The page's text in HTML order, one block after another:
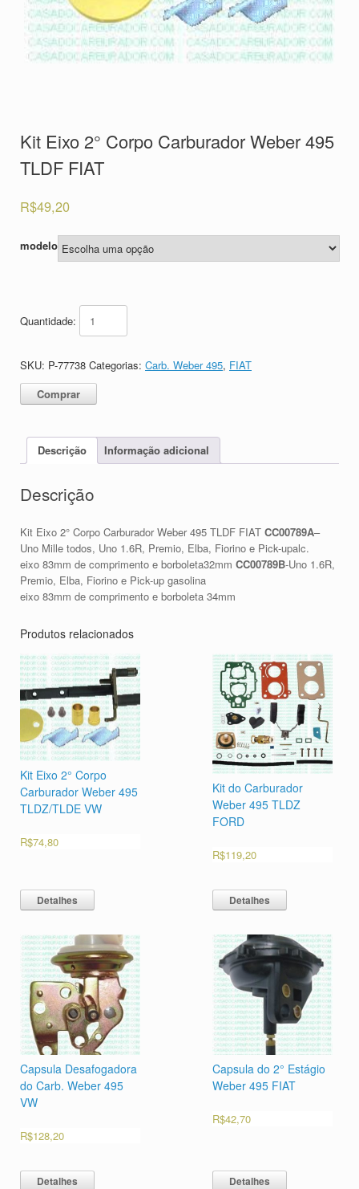
Kit Eixo 2° Corpo Carburador Weber 495
TLDF FIAT
R$49,20
modelo
Quantidade:
Comprar
SKU: P-77738 Categorias: Carb. Weber 495, FIAT
Descrição Informação adicional
Descrição
Kit Eixo 2° Corpo Carburador Weber 495 TLDF FIAT CC00789A–
Uno Mille todos, Uno 1.6R, Premio, Elba, Fiorino e Pick-upalc.
eixo 83mm de comprimento e borboleta32mm CC00789B-Uno 1.6R,
Premio, Elba, Fiorino e Pick-up gasolina
eixo 83mm de comprimento e borboleta 34mm
Produtos relacionados
Kit Eixo 2° Corpo
Carburador Weber 495
TLDZ/TLDE VW
R$74,80
Detalhes
Kit do Carburador
Weber 495 TLDZ
FORD
R$119,20
Detalhes
Capsula Desafogadora
do Carb. Weber 495
VW
R$128,20
Detalhes
Capsula do 2° Estágio
Weber 495 FIAT
R$42,70
Detalhes